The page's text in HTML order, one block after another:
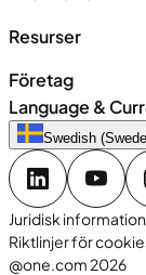
Resurser
Företag
Language &
Swedish
Juridisk information
Riktlinjer för
@one.com 2026